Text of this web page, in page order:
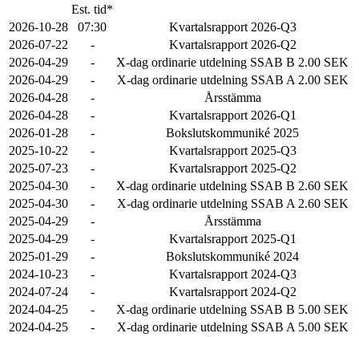
Est. tid*
2026-10-28
07:30
Kvartalsrapport 2026-Q3
2026-07-22
-
Kvartalsrapport 2026-Q2
2026-04-29
-
X-dag ordinarie utdelning SSAB B 2.00 SEK
2026-04-29
-
X-dag ordinarie utdelning SSAB A 2.00 SEK
2026-04-28
-
Årsstämma
2026-04-28
-
Kvartalsrapport 2026-Q1
2026-01-28
-
Bokslutskommuniké 2025
2025-10-22
-
Kvartalsrapport 2025-Q3
2025-07-23
-
Kvartalsrapport 2025-Q2
2025-04-30
-
X-dag ordinarie utdelning SSAB B 2.60 SEK
2025-04-30
-
X-dag ordinarie utdelning SSAB A 2.60 SEK
2025-04-29
-
Årsstämma
2025-04-29
-
Kvartalsrapport 2025-Q1
2025-01-29
-
Bokslutskommuniké 2024
2024-10-23
-
Kvartalsrapport 2024-Q3
2024-07-24
-
Kvartalsrapport 2024-Q2
2024-04-25
-
X-dag ordinarie utdelning SSAB B 5.00 SEK
2024-04-25
-
X-dag ordinarie utdelning SSAB A 5.00 SEK